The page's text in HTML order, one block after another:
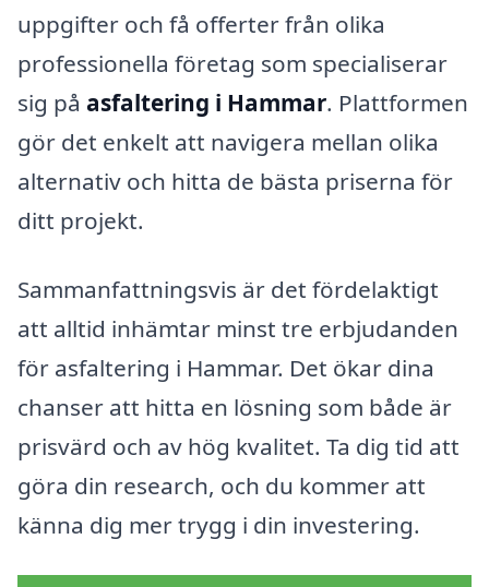
uppgifter och få offerter från olika
professionella företag som specialiserar
sig på asfaltering i Hammar. Plattformen
gör det enkelt att navigera mellan olika
alternativ och hitta de bästa priserna för
ditt projekt.
Sammanfattningsvis är det fördelaktigt
att alltid inhämtar minst tre erbjudanden
för asfaltering i Hammar. Det ökar dina
chanser att hitta en lösning som både är
prisvärd och av hög kvalitet. Ta dig tid att
göra din research, och du kommer att
känna dig mer trygg i din investering.